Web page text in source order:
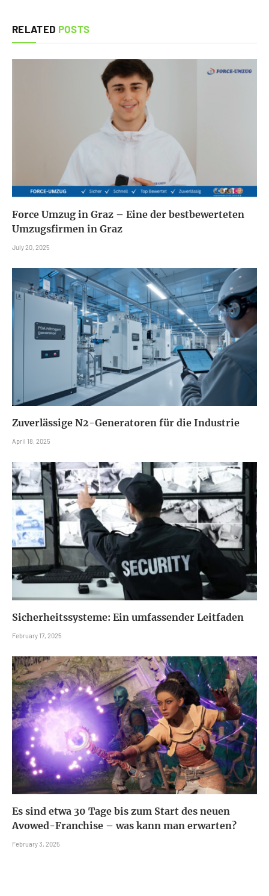
RELATED POSTS
Force Umzug in Graz – Eine der bestbewerteten
Umzugsfirmen in Graz
July 20, 2025
Zuverlässige N2-Generatoren für die Industrie
April 18, 2025
Sicherheitssysteme: Ein umfassender Leitfaden
February 17, 2025
Es sind etwa 30 Tage bis zum Start des neuen
Avowed-Franchise – was kann man erwarten?
February 3, 2025